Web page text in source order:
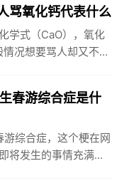
骂氧化钙代表什么
学式（CaO），氧化
况想要骂人却又不想
春游综合症是什
综合症，这个梗在网
将发生的事情充满了